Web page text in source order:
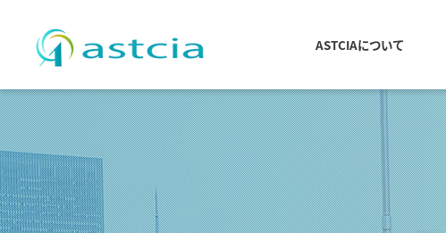
ASTCIAについて